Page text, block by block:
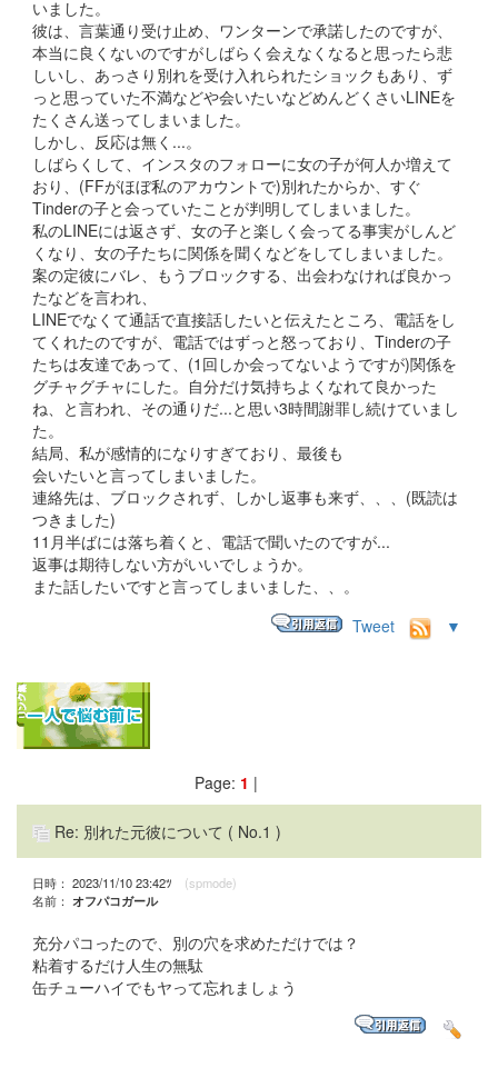
いました。
彼は、言葉通り受け止め、ワンターンで承諾したのですが、
本当に良くないのですがしばらく会えなくなると思ったら悲
しいし、あっさり別れを受け入れられたショックもあり、ず
っと思っていた不満などや会いたいなどめんどくさいLINEを
たくさん送ってしまいました。
しかし、反応は無く...。
しばらくして、インスタのフォローに女の子が何人か増えて
おり、(FFがほぼ私のアカウントで)別れたからか、すぐ
Tinderの子と会っていたことが判明してしまいました。
私のLINEには返さず、女の子と楽しく会ってる事実がしんど
くなり、女の子たちに関係を聞くなどをしてしまいました。
案の定彼にバレ、もうブロックする、出会わなければ良かっ
たなどを言われ、
LINEでなくて通話で直接話したいと伝えたところ、電話をし
てくれたのですが、電話ではずっと怒っており、Tinderの子
たちは友達であって、(1回しか会ってないようですが)関係を
グチャグチャにした。自分だけ気持ちよくなれて良かった
ね、と言われ、その通りだ...と思い3時間謝罪し続けていまし
た。
結局、私が感情的になりすぎており、最後も
会いたいと言ってしまいました。
連絡先は、ブロックされず、しかし返事も来ず、、、(既読は
つきました)
11月半ばには落ち着くと、電話で聞いたのですが...
返事は期待しない方がいいでしょうか。
また話したいですと言ってしまいました、、。
Tweet
▼
Page: 1 |
Re: 別れた元彼について ( No.1 )
日時： 2023/11/10 23:42ﾂ (spmode)
名前： オフパコガール
充分パコったので、別の穴を求めただけでは？
粘着するだけ人生の無駄
缶チューハイでもヤって忘れましょう